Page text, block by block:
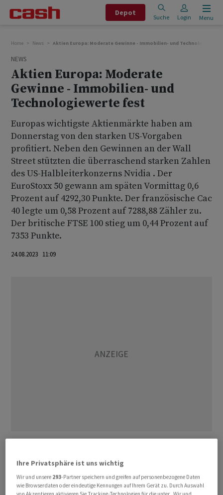
Depot
Suche Login Menu
Home News Aktien Europa: Moderate Gewinne - Immobilien- und
NEWS
Aktien Europa: Moderate
Gewinne - Immobilien- und
Technologiewerte fest
Europas wichtigste Aktienmärkte haben am
Donnerstag von den starken US-Vorgaben
profitiert. Neben den Gewinnen an der Wall
Street stützten die überraschend starken Zahlen
des US-Halbleiterkonzerns Nvidia . Der
EuroStoxx 50 gewann am späten Vormittag 0,6
Prozent auf 4292,30 Punkte. Der französische Cac
40 legte um 0,58 Prozent auf 7288,88 Zähler zu.
Der britische FTSE 100 stieg um 0,44 Prozent auf
7353 Punkte.
24.08.2023 11:09
allerdings etwas. So richte sich die Aufmerksamkeit
bereits "auf einige anstehende US-Konjunkturdaten in
Form der Arbeitsmarktdaten und der Auftragseingänge
Ihre Privatsphäre ist uns wichtig
Wir und unsere 293-Partner speichern und greifen auf personenbezogene Daten
wie Browserdaten oder eindeutige Kennungen auf Ihrem Gerät zu. Durch Auswahl